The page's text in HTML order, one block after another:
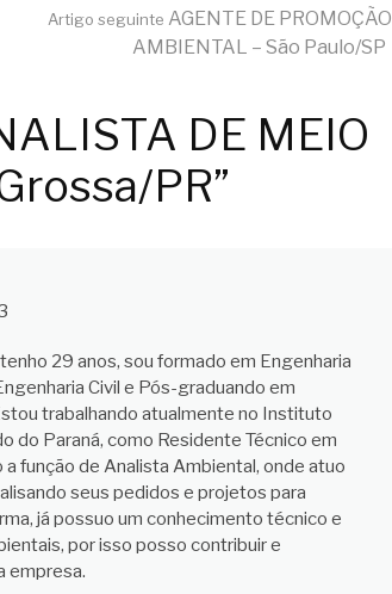
Artigo seguinte AGENTE DE PROMOÇÃO
AMBIENTAL – São Paulo/SP
DE MEIO
PR”
29 anos, sou formado em Engenharia
Civil e Pós-graduando em
trabalhando atualmente no Instituto
do Paraná, como Residente Técnico em
função de Analista Ambiental, onde atuo
seus pedidos e projetos para
já possuo um conhecimento técnico e
por isso posso contribuir e
empresa.